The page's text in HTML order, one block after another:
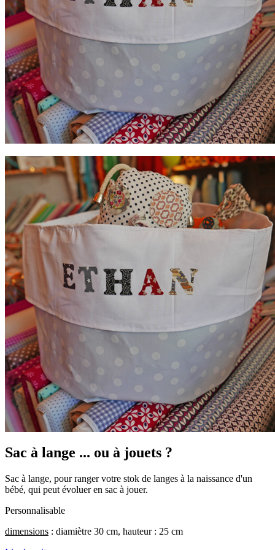
Sac à lange ... ou à jouets ?
Sac à lange, pour ranger votre stok de langes à la naissance d'un
bébé, qui peut évoluer en sac à jouer.
Personnalisable
dimensions : diamiètre 30 cm, hauteur : 25 cm